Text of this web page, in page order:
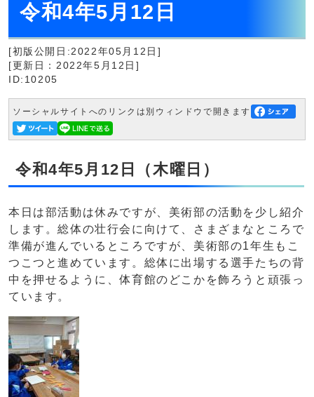
令和4年5月12日
[初版公開日:2022年05月12日]
[更新日：2022年5月12日]
ID:10205
ソーシャルサイトへのリンクは別ウィンドウで開きます
令和4年5月12日（木曜日）
本日は部活動は休みですが、美術部の活動を少し紹介
します。総体の壮行会に向けて、さまざまなところで
準備が進んでいるところですが、美術部の1年生もこ
つこつと進めています。総体に出場する選手たちの背
中を押せるように、体育館のどこかを飾ろうと頑張っ
ています。